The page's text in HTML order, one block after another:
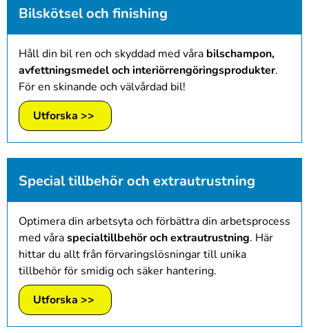
Bilskötsel och finishing
Håll din bil ren och skyddad med våra bilschampon,
avfettningsmedel och interiörrengöringsprodukter.
För en skinande och välvårdad bil!
Utforska >>
Special tillbehör och extrautrustning
Optimera din arbetsyta och förbättra din arbetsprocess
med våraspecialtillbehör och extrautrustning. Här
hittar du allt från förvaringslösningar till unika
tillbehör för smidig och säker hantering.
Utforska >>